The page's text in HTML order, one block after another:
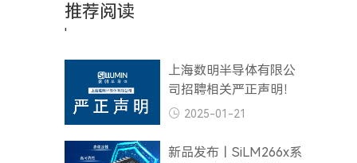
推荐阅读
'
上海数明半导体有限公
司招聘相关严正声明！
2025-01-21
新品发布丨SiLM266x系